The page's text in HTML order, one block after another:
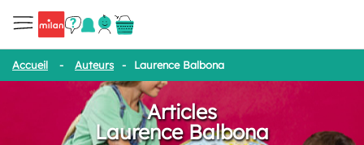
Accueil - Auteurs - Laurence Balbona
Articles
Laurence Balbona